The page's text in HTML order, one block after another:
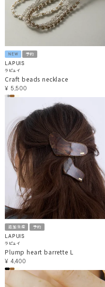
NEW 予約
LAPUIS
ラピュイ
Craft beads necklace
¥ 5,500
追加生産 予約
LAPUIS
ラピュイ
Plump heart barrette L
¥ 4,400